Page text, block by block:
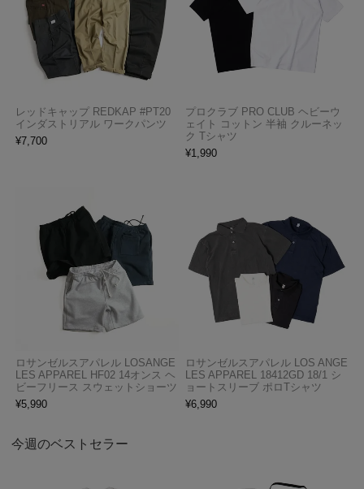
レッドキャップ REDKAP #PT20
インダストリアル ワークパンツ
¥7,700
プロクラブ PRO CLUB ヘビーウ
ェイト コットン 半袖 クルーネッ
ク Tシャツ
¥1,990
ロサンゼルスアパレル LOSANGE
LES APPAREL HF02 14オンス ヘ
ビーフリース スウェットショーツ
¥5,990
ロサンゼルスアパレル LOS ANGE
LES APPAREL 18412GD 18/1 シ
ョートスリーブ ポロTシャツ
¥6,990
今週のベストセラー